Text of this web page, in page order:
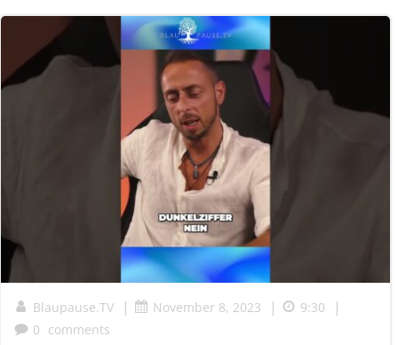
Blaupause.TV | November 8, 2023 | 9:30 |
0 comments